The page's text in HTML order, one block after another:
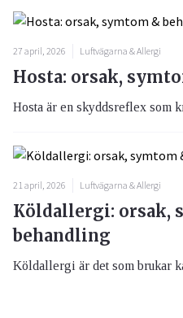
27 april, 2026 Luftvägarna & Allergi
Hosta: orsak,
Hosta är en skyddsreflex som
21 april, 2026 Luftvägarna & Allergi
Köldallergi: orsak,
behandling
Köldallergi är det som brukar